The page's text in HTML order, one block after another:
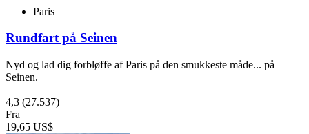
Paris
Rundfart på Seinen
Nyd og lad dig forbløffe af Paris på den smukkeste måde... på
Seinen.
4,3 (27.537)
Fra
19,65 US$